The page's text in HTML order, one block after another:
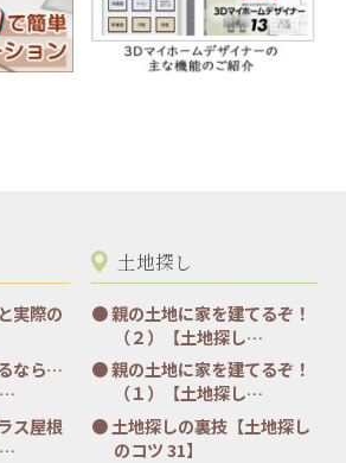
実際の
なら…
…
ス屋根
…
土地探し
親の土地に家を建てるぞ！
（２）【土地探し…
親の土地に家を建てるぞ！
（１）【土地探し…
土地探しの裏技【土地探し
のコツ 31】